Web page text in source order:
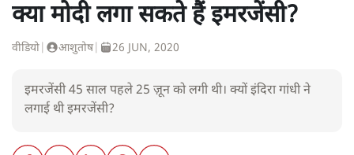
क्या मोदी लगा सकते हैं इमरजेंसी?
वीडियो आशुतोष| 26 JUN, 2020
इमरजेंसी 45 साल पहले 25 ज़ून को लगी थी। क्यों इंदिरा गांधी ने
लगाई थी इमरजेंसी?